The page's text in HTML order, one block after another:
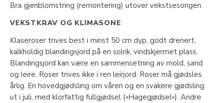
Bra gjenblomstring (remontering) utover vekstsesongen.
VEKSTKRAV OG KLIMASONE
Klaseroser trives best i minst 50 cm dyp, godt drenert,
kalkholdig blandingsjord på en solrik, vindskjermet plass.
Blandingsjord kan være en sammensetning av mold, sand
og leire. Roser trives ikke i ren leirjord. Roser må gjødsles
årlig. En hovedgjødsling om våren og en svakere gjødsling
ut i juli, med klorfattig fullgjødsel («Hagegjødsel»). Andre